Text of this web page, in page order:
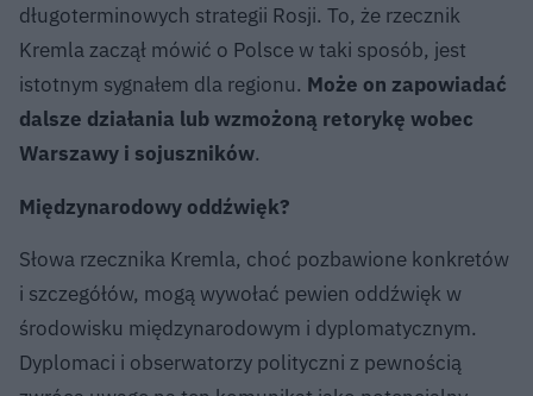
długoterminowych strategii Rosji. To, że rzecznik
Kremla zaczął mówić o Polsce w taki sposób, jest
istotnym sygnałem dla regionu. Może on zapowiadać
dalsze działania lub wzmożoną retorykę wobec
Warszawy i sojuszników.
Międzynarodowy oddźwięk?
Słowa rzecznika Kremla, choć pozbawione konkretów
i szczegółów, mogą wywołać pewien oddźwięk w
środowisku międzynarodowym i dyplomatycznym.
Dyplomaci i obserwatorzy polityczni z pewnością